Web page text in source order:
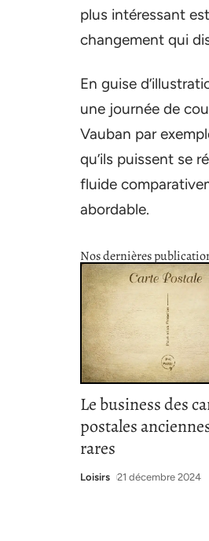
plus intéressant
changement qui
En guise
une journée de
Vauban par
qu’ils puissent se
fluide
abordable.
Nos dernières
Le business des
postales
rares
Loisirs 21 décembre 2024